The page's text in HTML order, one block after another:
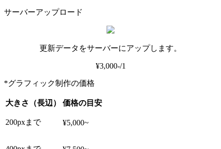
サーバーアップロード
更新データをサーバーにアップします。
¥3,000-/1
*グラフィック制作の価格
大きさ（長辺） 価格の目安
200pxまで ¥5,000~